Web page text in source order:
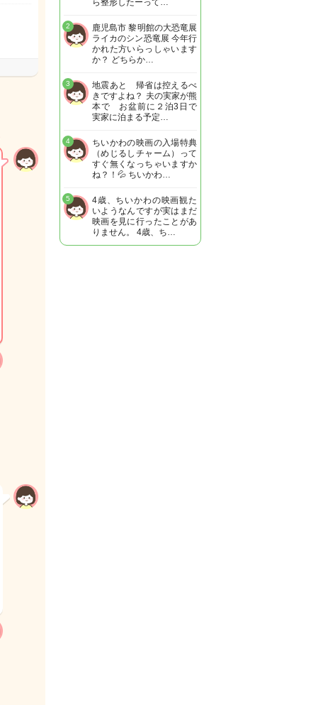
ら整形したーって…
鹿児島市 黎明館の大恐竜展
ライカのシン恐竜展 今年行
かれた方いらっしゃいます
か？ どちらか…
2
地震あと 帰省は控えるべ
きですよね？ 夫の実家が熊
本で お盆前に２泊3日で
実家に泊まる予定…
3
ちいかわの映画の入場特典
（めじるしチャーム）って
すぐ無くなっちゃいますか
ね？！💦 ちいかわ…
4
4歳、ちいかわの映画観た
いようなんですが実はまだ
映画を見に行ったことがあ
りません。 4歳、ち…
5